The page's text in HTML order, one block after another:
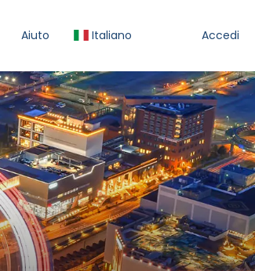
Aiuto Italiano Accedi